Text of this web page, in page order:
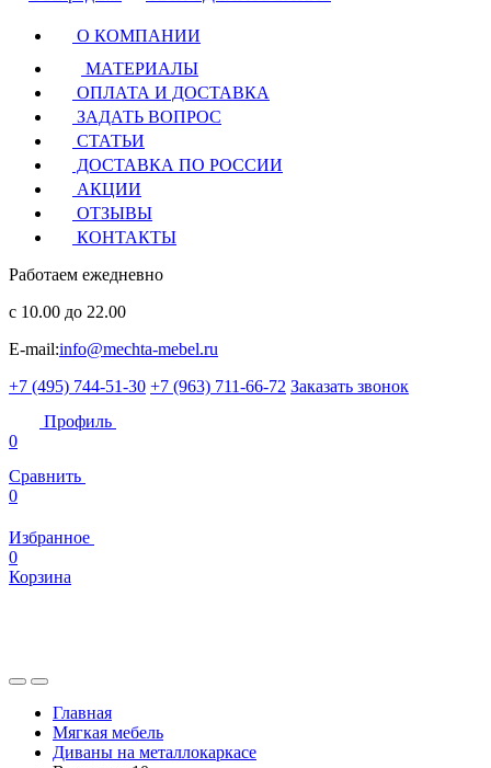
О КОМПАНИИ
МАТЕРИАЛЫ
ОПЛАТА И ДОСТАВКА
ЗАДАТЬ ВОПРОС
СТАТЬИ
ДОСТАВКА ПО РОССИИ
АКЦИИ
ОТЗЫВЫ
КОНТАКТЫ
Работаем ежедневно
с 10.00 до 22.00
E-mail:info@mechta-mebel.ru
+7 (495) 744-51-30 +7 (963) 711-66-72 Заказать звонок
Профиль
0
Сравнить
0
Избранное
0
Корзина
Главная
Мягкая мебель
Диваны на металлокаркасе